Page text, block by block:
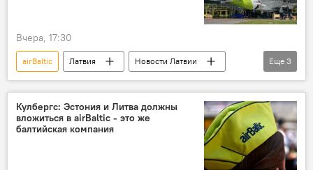
Вчера, 17:30
airBaltic Латвия
Новости Латвии
Рихардс Козловскис
финансирование
министр
Еще 3
Кулбергс: Эстония и Литва должны
вложиться в airBaltic - это же
балтийская компания